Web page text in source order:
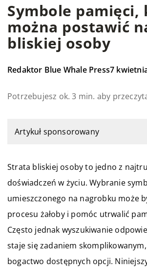
Symbole pamięci,
można postawić
bliskiej osoby
Redaktor Blue Whale Press7
Potrzebujesz ok. 3 min. aby
Artykuł sponsorowany
Strata bliskiej osoby to jedno z
doświadczeń w życiu. Wybranie
umieszczonego na nagrobku może
procesu żałoby i pomóc utrwalić
Często jednak wyszukiwanie
staje się zadaniem
bogactwo dostępnych opcji.